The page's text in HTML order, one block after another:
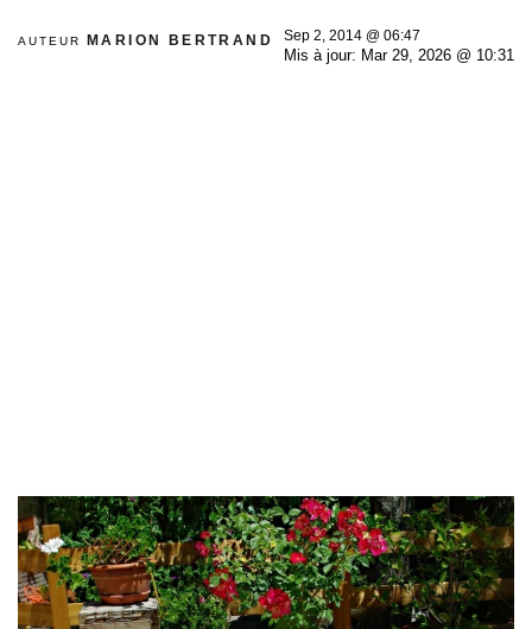
AUTEUR MARION BERTRAND
Sep 2, 2014 @ 06:47
Mis à jour: Mar 29, 2026 @ 10:31